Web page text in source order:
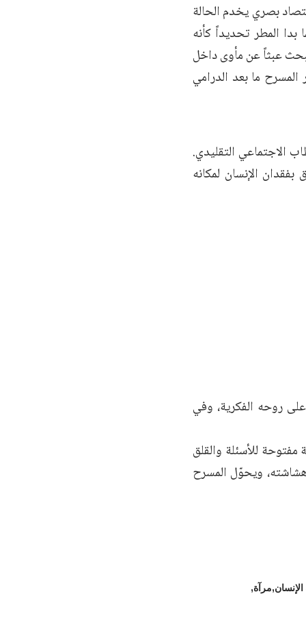
بصري يخدم الحالة
المطر تحديداً كأنه
عبثاً عن مأوى داخل
ما بعد الدرامي
الاجتماعي التقليدي.
الإنسان لمكانه
روحه الفكرية، وفي
للأسئلة والقلق
هشاشته، ويحوّل المسرح
مرآة